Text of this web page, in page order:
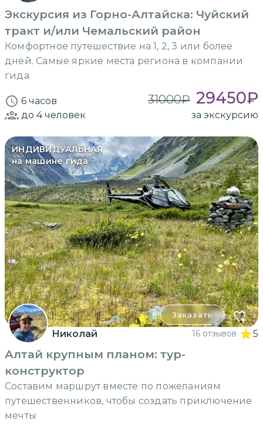
Экскурсия из Горно-Алтайска: Чуйский
тракт и/или Чемальский район
Комфортное путешествие на 1, 2, 3 или более
дней. Самые яркие места региона в компании
гида
6 часов 31000₽ 29450₽
до 4человек за экскурсию
ИНДИВИДУАЛЬНАЯ
на машине гида
Заказать
Николай 16 отзывов 5
Алтай крупным планом: тур-
конструктор
Составим маршрут вместе по пожеланиям
путешественников, чтобы создать приключение
мечты